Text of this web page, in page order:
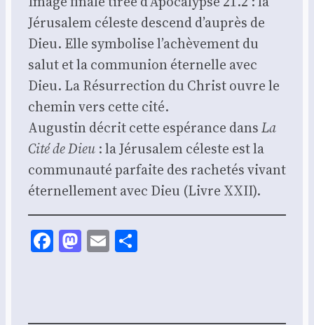
Jéru­sa­lem céleste des­cend d’auprès de
Dieu. Elle sym­bo­lise l’achèvement du
salut et la com­mu­nion éter­nelle avec
Dieu. La Résur­rec­tion du Christ ouvre le
che­min vers cette cité.
Augus­tin décrit cette espé­rance dansLa
Cité de Dieu : la Jéru­sa­lem céleste est la
com­mu­nau­té par­faite des rache­tés vivant
éter­nel­le­ment avec Dieu (Livre XXII).
Facebook
Mastodon
Email